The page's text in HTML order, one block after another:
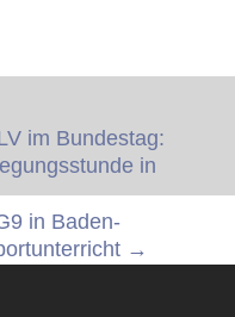
im Bundestag:
in
in Baden-
→